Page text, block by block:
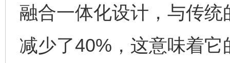
融合一体化设计，与传
减少了40%，这意味着